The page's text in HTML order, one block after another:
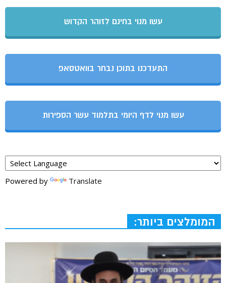
עשו מנוי בחינם לזוהר הקדוש
התעדכנו בתוכן נבחר בוואטסאפ
עשו מנוי לדף היומי בתלמוד עשר הספירות
Powered by Translate
המומלצים ביותר: